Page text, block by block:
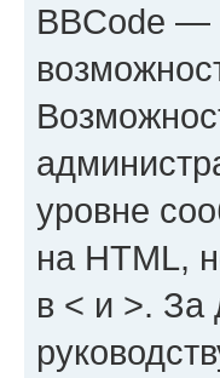
BBCode —
уровне
на HTML,
в < и >. За